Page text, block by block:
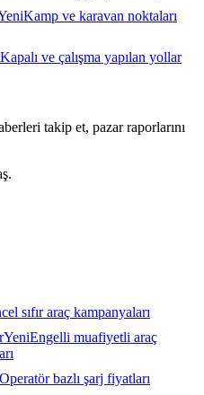
Kamp ve karavan noktaları
Kapalı ve çalışma yapılan yollar
takip et, pazar raporlarını
sıfır araç kampanyaları
YeniEngelli muafiyetli araç
Operatör bazlı şarj fiyatları